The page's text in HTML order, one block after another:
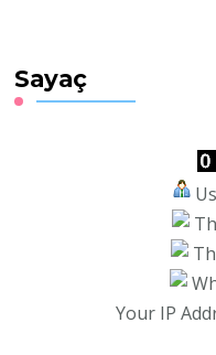
Sayaç
Your IP